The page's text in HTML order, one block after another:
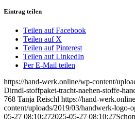
Eintrag teilen
Teilen auf Facebook
Teilen auf X
Teilen auf Pinterest
Teilen auf LinkedIn
Per E-Mail teilen
https://hand-werk.online/wp-content/
Dirndl-stoffpaket-tracht-naehen-stoffe-
768 Tanja Reischl https://hand-
content/uploads/2019/03/handwerk-logo-
05-27 08:10:272025-05-27 08:10:27